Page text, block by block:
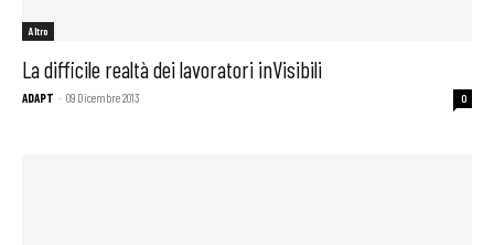
Altro
La difficile realtà dei lavoratori inVisibili
ADAPT - 09 Dicembre 2013 0